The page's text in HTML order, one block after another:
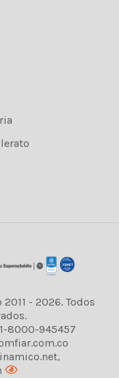
- 2026. Todos
8000-945457